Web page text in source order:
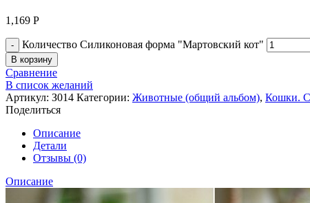
1,169 Р
Количество Силиконовая форма "Мартовский кот"
В корзину
Сравнение
В список желаний
Артикул: З014 Категории: Животные (общий альбом), Кошки.
Поделиться
Описание
Детали
Отзывы (0)
Описание